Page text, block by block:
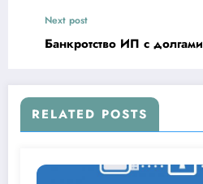
Next post
Банкротство ИП с долгами
RELATED POSTS